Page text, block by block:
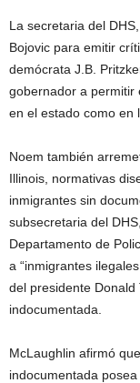
La secretaria del
Bojovic para emitir
demócrata J.B.
gobernador a permitir
en el estado como en
Noem también
Illinois, normativas
inmigrantes sin
subsecretaria del
Departamento de
a “inmigrantes
del presidente
indocumentada.
McLaughlin afirmó
indocumentada